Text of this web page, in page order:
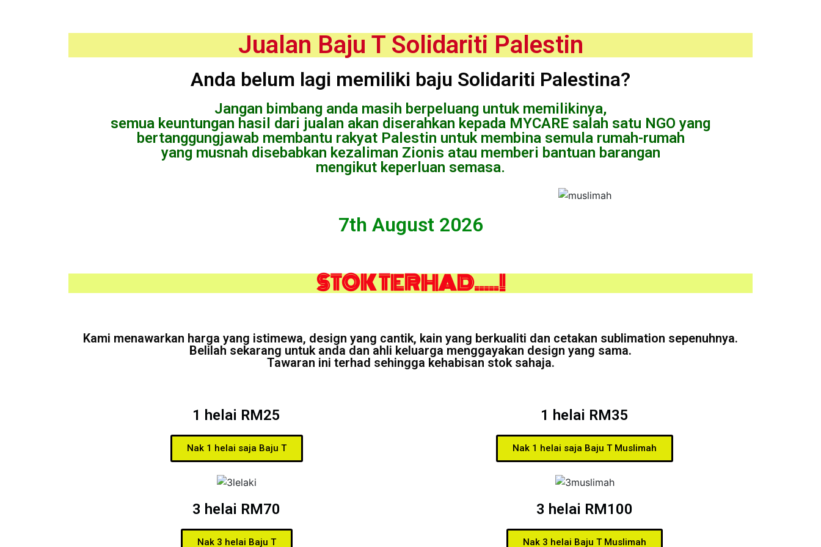
Jualan Baju T Solidariti Palestin
Anda belum lagi memiliki baju Solidariti Palestina?
Jangan bimbang anda masih berpeluang untuk memilikinya,
semua keuntungan hasil dari jualan akan diserahkan kepada MYCARE salah satu NGO yang
bertanggungjawab membantu rakyat Palestin untuk membina semula rumah-rumah
yang musnah disebabkan kezaliman Zionis atau memberi bantuan barangan
mengikut keperluan semasa.
7th August 2026
STOK TERHAD.....!
Kami menawarkan harga yang istimewa, design yang cantik, kain yang berkualiti dan cetakan sublimation sepenuhnya.
Belilah sekarang untuk anda dan ahli keluarga menggayakan design yang sama.
Tawaran ini terhad sehingga kehabisan stok sahaja.
1 helai RM25
Nak 1 helai saja Baju T
1 helai RM35
Nak 1 helai saja Baju T Muslimah
3 helai RM70
Nak 3 helai Baju T
3 helai RM100
Nak 3 helai Baju T Muslimah